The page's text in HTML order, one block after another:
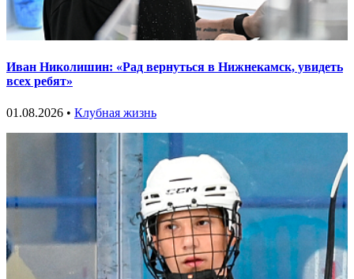
Иван Николишин: «Рад вернуться в Нижнекамск, увидеть
всех ребят»
01.08.2026 • Клубная жизнь